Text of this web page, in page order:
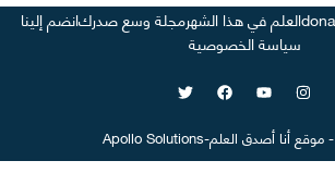
العلم في هذا الشهرمجلة وسع صدركانضم إلينا
سياسة الخصوصية
-موقع أنا أصدق العلم-
Apollo Solutions